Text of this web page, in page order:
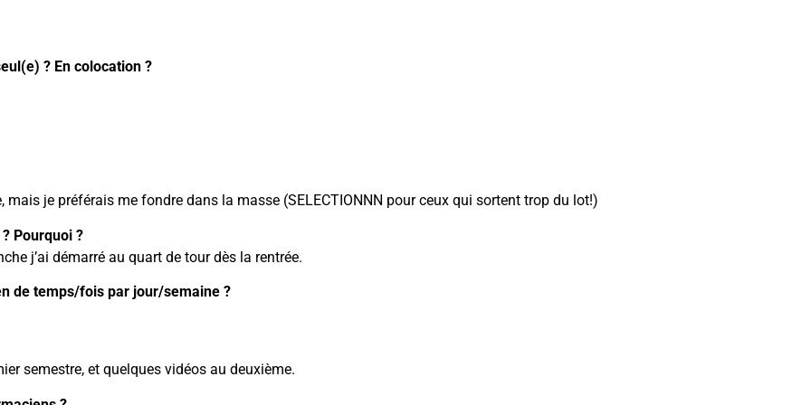
? En colocation ?
mais je préférais me fondre dans la masse (SELECTIONNN pour ceux qui sortent trop du lot!)
Pourquoi ?
j’ai démarré au quart de tour dès la rentrée.
de temps/fois par jour/semaine ?
semestre, et quelques vidéos au deuxième.